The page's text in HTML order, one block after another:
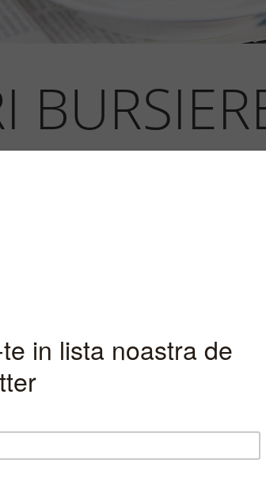
unui instrument
bursiera. Noi iti
stiri financiare
investitionale in